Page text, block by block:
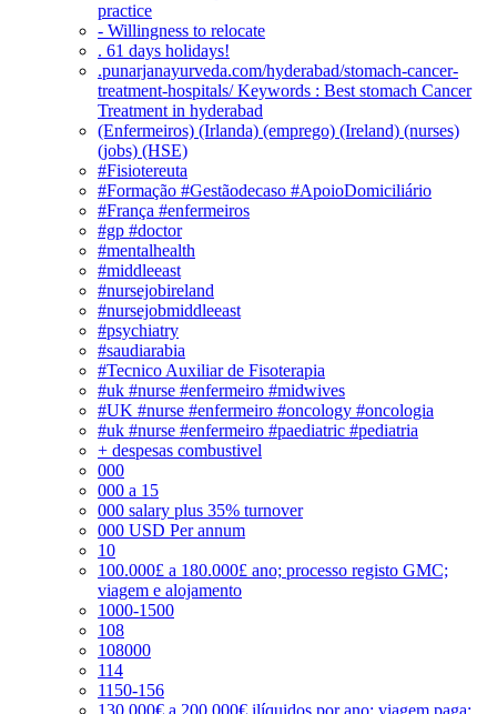
practice
- Willingness to relocate
. 61 days holidays!
.punarjanayurveda.com/hyderabad/stomach-cancer-
treatment-hospitals/ Keywords : Best stomach Cancer
Treatment in hyderabad
(Enfermeiros) (Irlanda) (emprego) (Ireland) (nurses)
(jobs) (HSE)
#Fisiotereuta
#Formação #Gestãodecaso #ApoioDomiciliário
#França #enfermeiros
#gp #doctor
#mentalhealth
#middleeast
#nursejobireland
#nursejobmiddleeast
#psychiatry
#saudiarabia
#Tecnico Auxiliar de Fisoterapia
#uk #nurse #enfermeiro #midwives
#UK #nurse #enfermeiro #oncology #oncologia
#uk #nurse #enfermeiro #paediatric #pediatria
+ despesas combustivel
000
000 a 15
000 salary plus 35% turnover
000 USD Per annum
10
100.000£ a 180.000£ ano; processo registo GMC;
viagem e alojamento
1000-1500
108
108000
114
1150-156
130.000€ a 200.000€ ilíquidos por ano; viagem paga;